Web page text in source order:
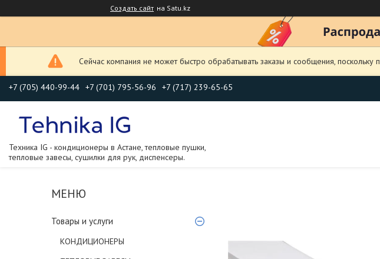
Создать сайт на Satu.kz
Сейчас компания не может быстро обрабатывать заказы и сообщения,
+7 (705) 440-99-44 +7 (701) 795-56-96 +7 (717) 239-65-65
Техника IG - кондиционеры в Астане, тепловые пушки,
тепловые завесы, сушилки для рук, диспенсеры.
Товары и услуги
КОНДИЦИОНЕРЫ